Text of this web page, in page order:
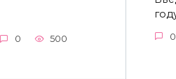
0 500 0